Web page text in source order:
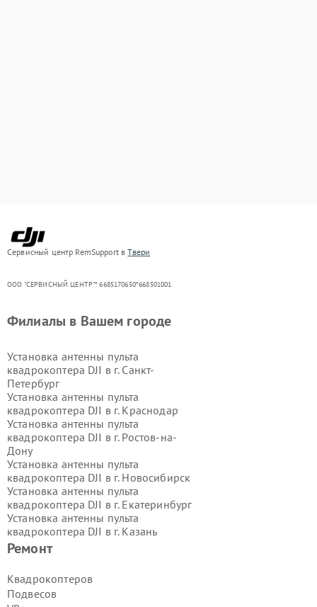
Сервисный центр RemSupport вТвери
ООО "СЕРВИСНЫЙ ЦЕНТР"* 6685170650*668501001
Ремонт
Квадрокоптеров
Подвесов
Филиалы в Вашем городе
Установка антенны пульта
квадрокоптера DJI в г. Санкт-
Петербург
Установка антенны пульта
квадрокоптера DJI в г. Краснодар
Установка антенны пульта
квадрокоптера DJI в г. Ростов-на-
Дону
Установка антенны пульта
квадрокоптера DJI в г. Новосибирск
Установка антенны пульта
квадрокоптера DJI в г. Екатеринбург
Установка антенны пульта
квадрокоптера DJI в г. Казань
Установка антенны пульта
Установка антенны пульта
квадрокоптера DJI в г.
Установка антенны пульта